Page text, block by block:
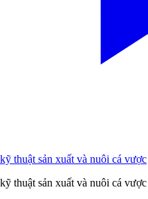
kỹ thuật sản xuất và nuôi cá vược
kỹ thuật sản xuất và nuôi cá vược